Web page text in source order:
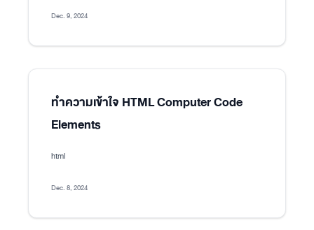
Dec. 9, 2024
ทำความเข้าใจ HTML Computer Code
Elements
html
Dec. 8, 2024